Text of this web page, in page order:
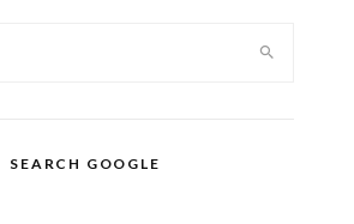
SEARCH GOOGLE